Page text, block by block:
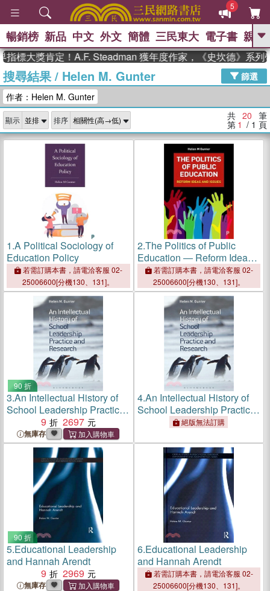
5
GO
熱搜： 東野圭吾 高希均教授回憶錄
、 The Odyssey 、 父親節 、 如果歷
獎 臺灣漫遊錄 、 方念華 、 台灣的李
登輝時代
數學女孩：黎曼猜想 、
偉大的迷走神經
暢銷榜 新品 中文 外文 簡體 三民東大 電子書 親子
大獎肯定！A.F. Steadman 獲年度作家，《史坎德》系列帶
搜尋結果/ Helen M. Gunter
篩選
作者：Helen M. Gunter
顯示 排序 共 20 筆
第 1 / 1 頁
1.A Political Sociology of
Education Policy
若需訂購本書，請電洽客服 02-
25006600[分機130、131]。
2.The Politics of Public
Education ― Reform Ideas
and Issues
若需訂購本書，請電洽客服 02-
25006600[分機130、131]。
90 折
3.An Intellectual History of
School Leadership Practice
and Research
9 2697
無庫存
4.An Intellectual History of
School Leadership Practice
and Research ― An
Practice and Research
絕版無法訂購
90 折
5.Educational Leadership
and Hannah Arendt
9
2969
無庫存
6.Educational Leadership
and Hannah Arendt
若需訂購本書，請電洽客服 02-
25006600[分機130、131]。